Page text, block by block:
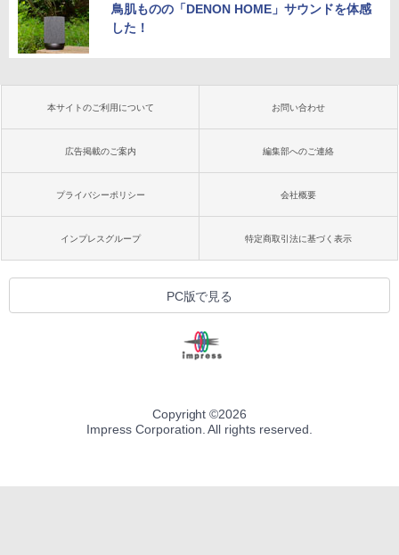
鳥肌ものの「DENON HOME」サウンドを体感
した！
本サイトのご利用について お問い合わせ
広告掲載のご案内 編集部へのご連絡
プライバシーポリシー 会社概要
インプレスグループ 特定商取引法に基づく表示
PC版で見る
Copyright ©2026
Impress Corporation. All rights reserved.